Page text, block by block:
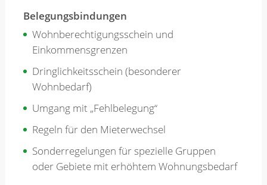
Belegungsbindungen
Wohnberechtigungsschein und
Einkommensgrenzen
Dringlichkeitsschein (besonderer
Wohnbedarf)
Umgang mit „Fehlbelegung“
Regeln für den Mieterwechsel
Sonderregelungen für spezielle Gruppen
oder Gebiete mit erhöhtem Wohnungsbedarf